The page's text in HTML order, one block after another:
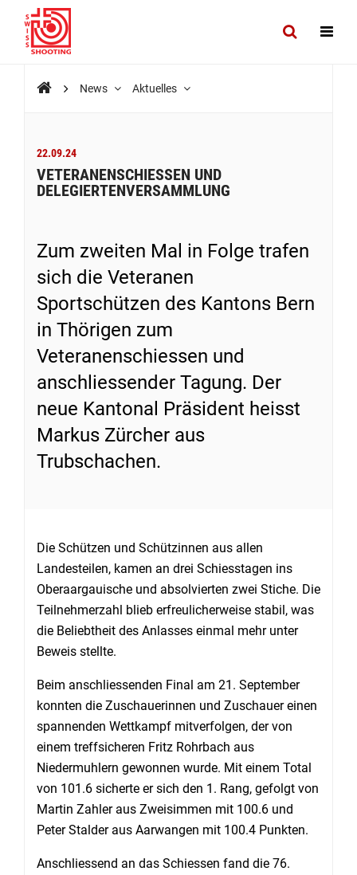
News Aktuelles
22.09.24
VETERANENSCHIESSEN UND
DELEGIERTENVERSAMMLUNG
Zum zweiten Mal in Folge trafen
sich die Veteranen
Sportschützen des Kantons Bern
in Thörigen zum
Veteranenschiessen und
anschliessender Tagung. Der
neue Kantonal Präsident heisst
Markus Zürcher aus
Trubschachen.
Die Schützen und Schützinnen aus allen
Landesteilen, kamen an drei Schiesstagen ins
Oberaargauische und absolvierten zwei Stiche. Die
Teilnehmerzahl blieb erfreulicherweise stabil, was
die Beliebtheit des Anlasses einmal mehr unter
Beweis stellte.
Beim anschliessenden Final am 21. September
konnten die Zuschauerinnen und Zuschauer einen
spannenden Wettkampf mitverfolgen, der von
einem treffsicheren Fritz Rohrbach aus
Niedermuhlern gewonnen wurde. Mit einem Total
von 101.6 sicherte er sich den 1. Rang, gefolgt von
Martin Zahler aus Zweisimmen mit 100.6 und
Peter Stalder aus Aarwangen mit 100.4 Punkten.
Anschliessend an das Schiessen fand die 76.